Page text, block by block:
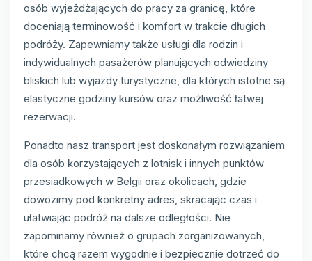
osób wyjeżdżających do pracy za granicę, które
doceniają terminowość i komfort w trakcie długich
podróży. Zapewniamy także usługi dla rodzin i
indywidualnych pasażerów planujących odwiedziny
bliskich lub wyjazdy turystyczne, dla których istotne są
elastyczne godziny kursów oraz możliwość łatwej
rezerwacji.
Ponadto nasz transport jest doskonałym rozwiązaniem
dla osób korzystających z lotnisk i innych punktów
przesiadkowych w Belgii oraz okolicach, gdzie
dowozimy pod konkretny adres, skracając czas i
ułatwiając podróż na dalsze odległości. Nie
zapominamy również o grupach zorganizowanych,
które chcą razem wygodnie i bezpiecznie dotrzeć do